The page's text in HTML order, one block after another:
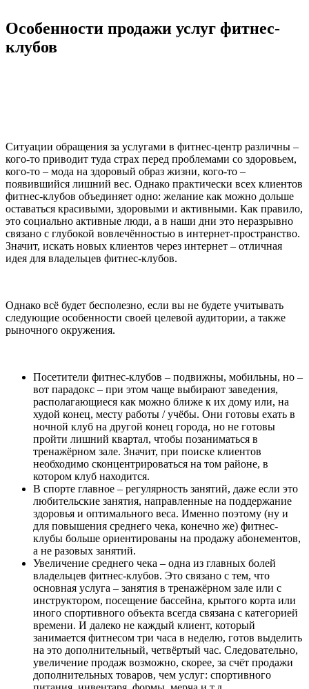
Особенности продажи услуг фитнес-
клубов
Ситуации обращения за услугами в фитнес-центр различны –
кого-то приводит туда страх перед проблемами со здоровьем,
кого-то – мода на здоровый образ жизни, кого-то –
появившийся лишний вес. Однако практически всех клиентов
фитнес-клубов объединяет одно: желание как можно дольше
оставаться красивыми, здоровыми и активными. Как правило,
это социально активные люди, а в наши дни это неразрывно
связано с глубокой вовлечённостью в интернет-пространство.
Значит, искать новых клиентов через интернет – отличная
идея для владельцев фитнес-клубов.
Однако всё будет бесполезно, если вы не будете учитывать
следующие особенности своей целевой аудитории, а также
рыночного окружения.
Посетители фитнес-клубов – подвижны, мобильны, но –
вот парадокс – при этом чаще выбирают заведения,
располагающиеся как можно ближе к их дому или, на
худой конец, месту работы / учёбы. Они готовы ехать в
ночной клуб на другой конец города, но не готовы
пройти лишний квартал, чтобы позаниматься в
тренажёрном зале. Значит, при поиске клиентов
необходимо сконцентрироваться на том районе, в
котором клуб находится.
В спорте главное – регулярность занятий, даже если это
любительские занятия, направленные на поддержание
здоровья и оптимального веса. Именно поэтому (ну и
для повышения среднего чека, конечно же) фитнес-
клубы больше ориентированы на продажу абонементов,
а не разовых занятий.
Увеличение среднего чека – одна из главных болей
владельцев фитнес-клубов. Это связано с тем, что
основная услуга – занятия в тренажёрном зале или с
инструктором, посещение бассейна, крытого корта или
иного спортивного объекта всегда связана с категорией
времени. И далеко не каждый клиент, который
занимается фитнесом три часа в неделю, готов выделить
на это дополнительный, четвёртый час. Следовательно,
увеличение продаж возможно, скорее, за счёт продажи
дополнительных товаров, чем услуг: спортивного